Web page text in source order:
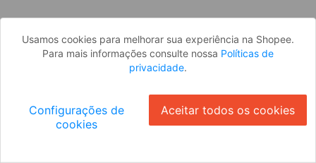
Usamos cookies para melhorar sua experiência na Shopee.
Para mais informações consulte nossa Políticas de
privacidade.
Configurações de
cookies
Aceitar todos os cookies